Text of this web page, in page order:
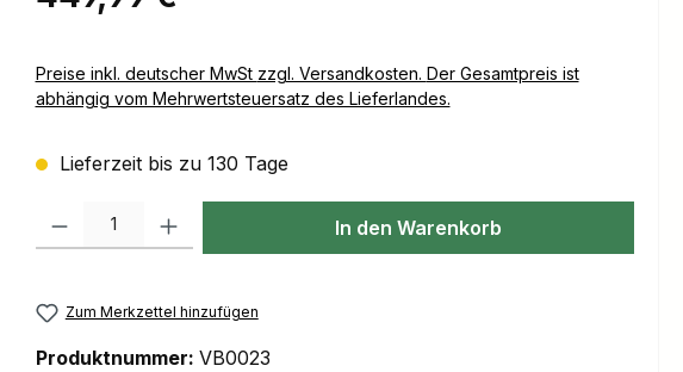
Preise inkl. deutscher MwSt zzgl. Versandkosten. Der Gesamtpreis ist
abhängig vom Mehrwertsteuersatz des Lieferlandes.
Lieferzeit bis zu 130 Tage
Produkt Anzahl: Gib den gewünschten Wert ein oder benutze die Schaltflächen
In den Warenkorb
Zum Merkzettel hinzufügen
Produktnummer: VB0023